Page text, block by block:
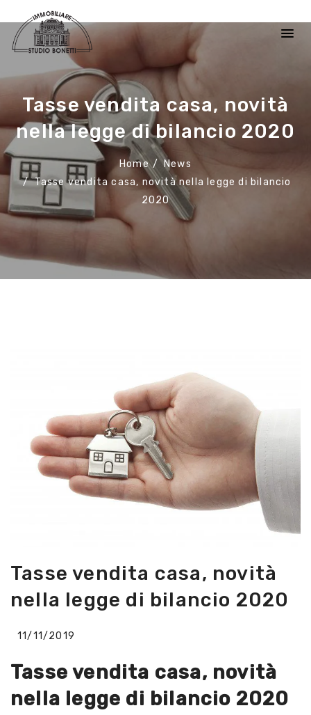
Tasse vendita casa, novità
nella legge di bilancio 2020
Home
News
Tasse vendita casa, novità nella legge di bilancio
2020
Tasse vendita casa, novità
nella legge di bilancio 2020
11/11/2019
Tasse vendita casa, novità
nella legge di bilancio 2020